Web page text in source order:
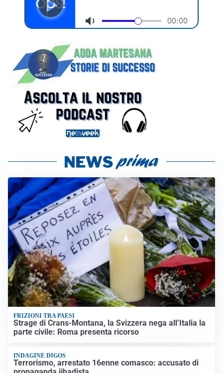
FRIZIONI TRA PAESI
Strage di Crans-Montana, la Svizzera nega all’Italia la
parte civile: Roma presenta ricorso
INDAGINE DIGOS
Terrorismo, arrestato 16enne comasco: accusato di